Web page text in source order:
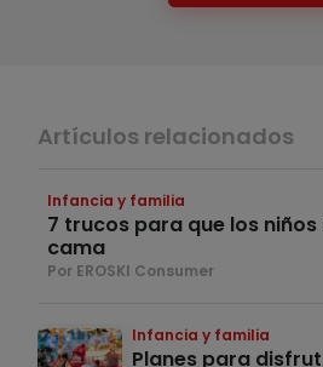
Artículos relacionados
Infancia y familia
7 trucos para que los niños
cama
Por EROSKI Consumer
Infancia y familia
Planes para